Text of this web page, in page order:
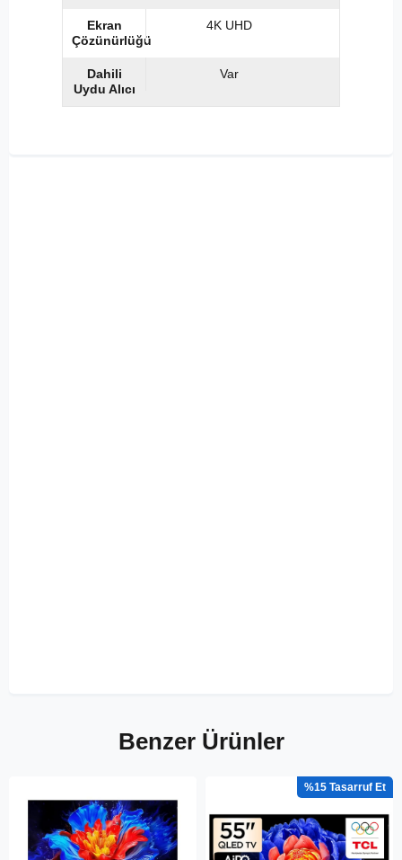
Ekran
Çözünürlüğü
4K UHD
Dahili
Uydu Alıcı
Var
Benzer Ürünler
%15